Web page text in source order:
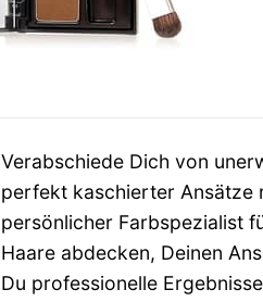
Verabschiede Dich von
perfekt kaschierter Ansätze
persönlicher Farbspezialist
Haare abdecken, Deinen
Du professionelle